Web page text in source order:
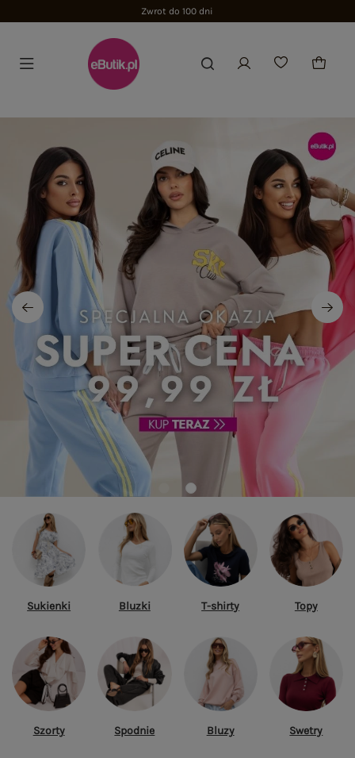
Zwrot do 100 dni
Sukienki Bluzki T-shirty Topy
Szorty Spodnie Bluzy Swetry